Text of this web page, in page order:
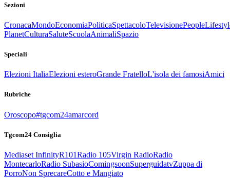
Sezioni
CronacaMondoEconomiaPoliticaSpettacoloTelevisionePeople
PlanetCulturaSaluteScuolaAnimaliSpazio
Speciali
Elezioni ItaliaElezioni esteroGrande FratelloL'isola dei famosiAmici
Rubriche
Oroscopo#tgcom24amarcord
Tgcom24 Consiglia
Mediaset InfinityR101Radio 105Virgin RadioRadio
MontecarloRadio SubasioComingsoonSuperguidatvZuppa di
PorroNon SprecareCotto e Mangiato